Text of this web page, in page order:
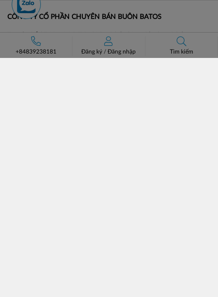
CÔNG TY CỔ PHẦN CHUYÊN BÁN BUÔN BATOS
Trụ sở: Số 37 Lô A1 KĐT Đại Kim Định Công, Phường Định
Công, Hà Nội.
+84839238181 Đăng ký /Đăng nhập Tìm kiếm